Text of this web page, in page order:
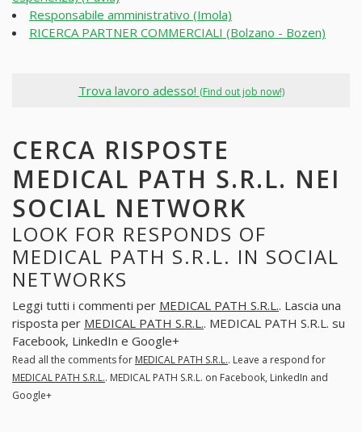
Responsabile amministrativo (Imola)
RICERCA PARTNER COMMERCIALI (Bolzano - Bozen)
Trova lavoro adesso! (Find out job now!)
CERCA RISPOSTE
MEDICAL PATH S.R.L. NEI
SOCIAL NETWORK
LOOK FOR RESPONDS OF
MEDICAL PATH S.R.L. IN SOCIAL
NETWORKS
Leggi tutti i commenti per MEDICAL PATH S.R.L.. Lascia una
risposta per MEDICAL PATH S.R.L.. MEDICAL PATH S.R.L. su
Facebook, LinkedIn e Google+
Read all the comments for MEDICAL PATH S.R.L.. Leave a respond for
MEDICAL PATH S.R.L.. MEDICAL PATH S.R.L. on Facebook, LinkedIn and
Google+